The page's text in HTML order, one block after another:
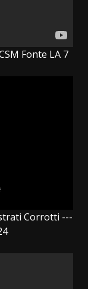
Fonte LA 7
Corrotti ---